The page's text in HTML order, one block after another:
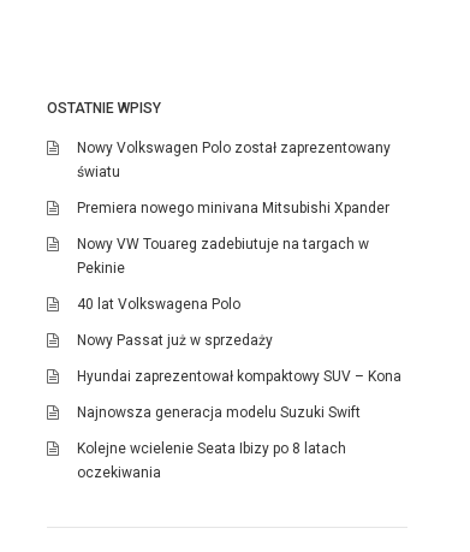
OSTATNIE WPISY
Nowy Volkswagen Polo został zaprezentowany
światu
Premiera nowego minivana Mitsubishi Xpander
Nowy VW Touareg zadebiutuje na targach w
Pekinie
40 lat Volkswagena Polo
Nowy Passat już w sprzedaży
Hyundai zaprezentował kompaktowy SUV – Kona
Najnowsza generacja modelu Suzuki Swift
Kolejne wcielenie Seata Ibizy po 8 latach
oczekiwania